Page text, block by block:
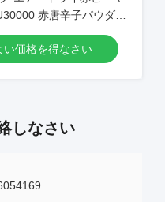
赤唐辛子パウダー
い価格を得なさい
しなさい